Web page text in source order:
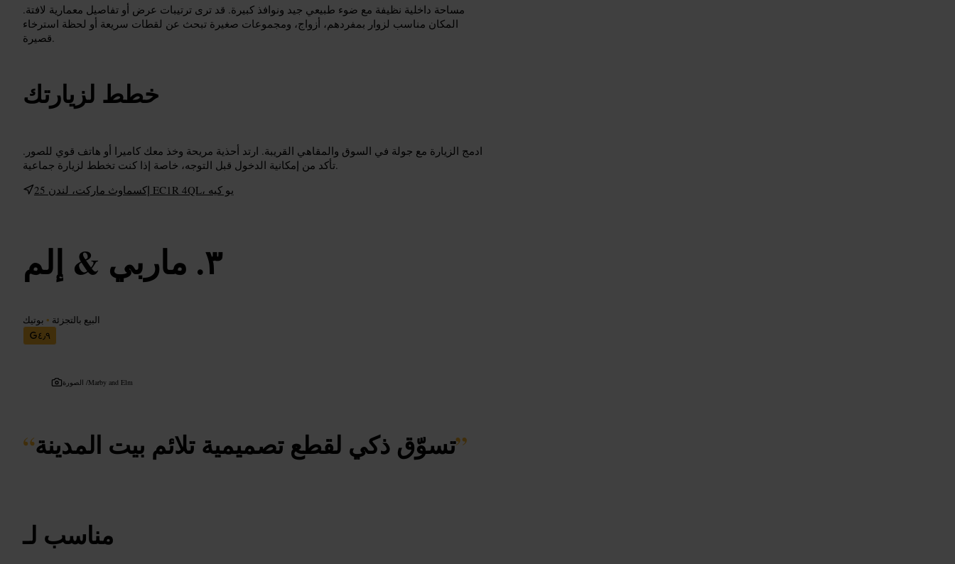
مساحة داخلية نظيفة مع ضوء طبيعي جيد ونوافذ كبيرة. قد ترى ترتيبات عرض أو تفاصيل معمارية لافتة.
المكان مناسب لزوار بمفردهم، أزواج، ومجموعات صغيرة تبحث عن لقطات سريعة أو لحظة استرخاء
قصيرة.
خطط لزيارتك
ادمج الزيارة مع جولة في السوق والمقاهي القريبة. ارتد أحذية مريحة وخذ معك كاميرا أو هاتف قوي للصور.
تأكد من إمكانية الدخول قبل التوجه، خاصة إذا كنت تخطط لزيارة جماعية.
25 إكسماوث ماركت، لندن EC1R 4QL، يو كيه
ماربي & إلم
البيع بالتجزئة • بوتيك
٤٫٩
الصورة /Marby and Elm
“تسوّق ذكي لقطع تصميمية تلائم بيت المدينة”
مناسب لـ